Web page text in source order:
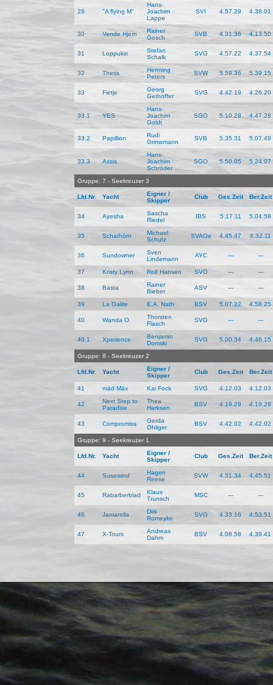
29 "A flying M"
Hans-
Joachim
Lappe
SVI 4.57.29 4.38.01
30 Vende Hjem
Rainer
Gosch
SVB 4.31.36 4.13.50
31 Loppukiri
Stefan
Schalk
SVG 4.57.22 4.37.54
32 Thetis
Henning
Peters
SVW 5.59.36 5.39.15
33 Fietje
Georg
Gethöffer
SVG 4.42.19 4.26.20
33.1 YES
Hans-
Joachim
Goldt
SGO 5.10.28 4.47.28
33.2 Papillion
Rudi
Grimsmann
SVB 5.35.31 5.07.49
33.3 Assis
Hans-
Joachim
Schröder
SGO 5.50.05 5.24.07
Gruppe: 7 - Seekreuzer 3
Lfd.Nr. Yacht
Eigner /
Skipper
Club Ges.Zeit Ber.Zeit
34 Ayesha
Sascha
Riedel
IBS 5.17.11 5.04.58
35 Scharhörn
Michael
Schutz
SVAOe 4.45.47 4.32.11
36 Sundowner
Sven
Lindemann
AYC --- ---
37 Kristy Lynn Rolf Hansen SVG --- ---
38 Basta
Rainer
Bieber
ASV --- ---
39 La Galite E.A. Nath BSV 5.07.22 4.58.25
40 Wanda O.
Thorsten
Flasch
SVG --- ---
40.1 Xperience
Benjamin
Domski
SVG 5.00.34 4.46.15
Gruppe: 8 - Seekreuzer 2
Lfd.Nr. Yacht
Eigner /
Skipper
Club Ges.Zeit Ber.Zeit
41 mäd Mäx Kai Fock SVG 4.12.03 4.12.03
42
Next Step to
Paradise
Thea
Harksen
BSV 4.19.29 4.19.29
43 Compromiss
Gerda
Ohliger
BSV 4.42.02 4.42.02
Gruppe: 9 - Seekreuzer 1
Lfd.Nr. Yacht
Eigner /
Skipper
Club Ges.Zeit Ber.Zeit
44 Susewind
Hagen
Reese
SVW 4.31.34 4.45.51
45 Rabarberblad
Klaus
Trunsch
MSC --- ---
46 Jamarella
Dirk
Romeyke
SVG 4.33.16 4.53.51
47 X-Tours
Andreas
Dahm
BSV 4.08.58 4.39.41